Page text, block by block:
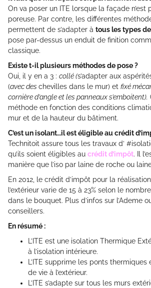
On va poser un ITE lorsque la façade n’est
poreuse. Par contre, les différentes
permettent de s’adapter à tous les types
pose par-dessus un enduit de finition
classique.
Existe t-il plusieurs méthodes de pose ?
Oui, il y en a 3 : collé (s’adapter aux
(avec des chevilles dans le mur) et fixé
cornière d’angle et les panneaux s’emboitent).
méthode en fonction des conditions
mur et de la hauteur du bâtiment.
C’est un isolant…il est éligible au crédit
Technitoit assure tous les travaux d’
qu’ils soient éligibles au crédit d’impôt. Il
manière que l’iso par laine de roche ou
En 2012, le crédit d’impôt pour la
l’extérieur varie de 15 à 23% selon le
dans le bouquet. Plus d’infos sur l’Ademe
conseillers.
En résumé :
L’ITE est une isolation Thermique
à l’isolation intérieure.
L’ITE supprime les ponts thermiques
de vie à l’extérieur.
L’ITE s’adapte sur tous les murs